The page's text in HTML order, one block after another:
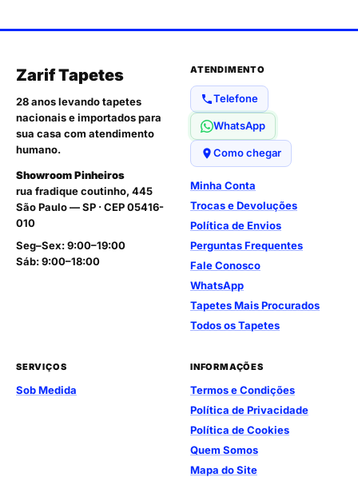
Zarif Tapetes
28 anos levando tapetes
nacionais e importados para
sua casa com atendimento
humano.
Showroom Pinheiros
rua fradique coutinho, 445
São Paulo — SP · CEP 05416-
010
Seg–Sex: 9:00–19:00
Sáb: 9:00–18:00
ATENDIMENTO
Telefone
WhatsApp
Como chegar
Minha Conta
Trocas e Devoluções
Política de Envios
Perguntas Frequentes
Fale Conosco
WhatsApp
Tapetes Mais Procurados
Todos os Tapetes
SERVIÇOS
Sob Medida
INFORMAÇÕES
Termos e Condições
Política de Privacidade
Política de Cookies
Quem Somos
Mapa do Site